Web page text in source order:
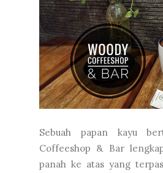
Sebuah papan kayu
Coffeeshop & Bar
panah ke atas yang